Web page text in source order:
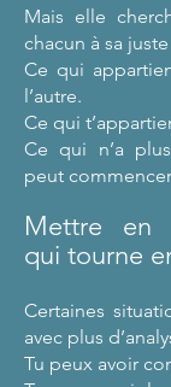
Mais elle
chacun à sa
Ce qui
l’autre.
Ce qui
Ce qui n’a
peut
Mettre en
qui tourne
Certaines
avec plus
Tu peux avoir